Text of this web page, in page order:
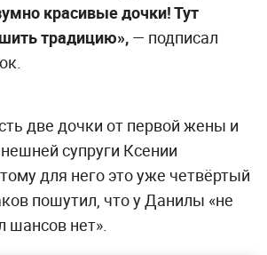
красивые дочки! Тут
традицию», — подписал
две дочки от первой жены и
супруги Ксении
для него это уже четвёртый
пошутил, что у Данилы «не
шансов нет».